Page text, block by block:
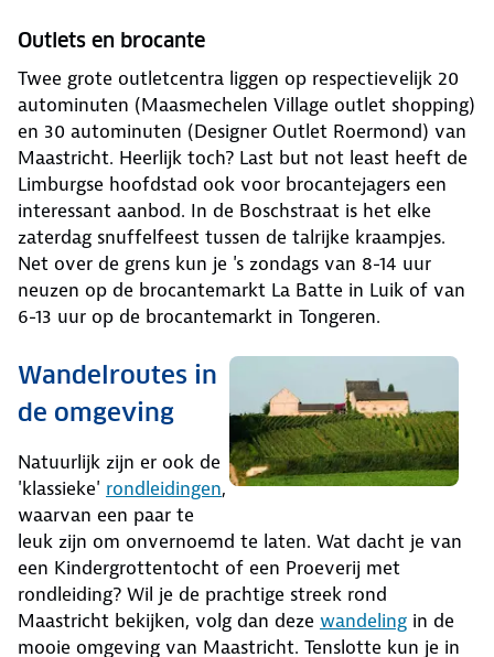
Outlets en brocante
Twee grote outletcentra liggen op respectievelijk 20
autominuten (Maasmechelen Village outlet shopping)
en 30 autominuten (Designer Outlet Roermond) van
Maastricht. Heerlijk toch? Last but not least heeft de
Limburgse hoofdstad ook voor brocantejagers een
interessant aanbod. In de Boschstraat is het elke
zaterdag snuffelfeest tussen de talrijke kraampjes.
Net over de grens kun je 's zondags van 8-14 uur
neuzen op de brocantemarkt La Batte in Luik of van
6-13 uur op de brocantemarkt in Tongeren.
Wandelroutes in
de omgeving
Natuurlijk zijn er ook de
'klassieke' rondleidingen,
waarvan een paar te
leuk zijn om onvernoemd te laten. Wat dacht je van
een Kindergrottentocht of een Proeverij met
rondleiding? Wil je de prachtige streek rond
Maastricht bekijken, volg dan deze wandeling in de
mooie omgeving van Maastricht. Tenslotte kun je in